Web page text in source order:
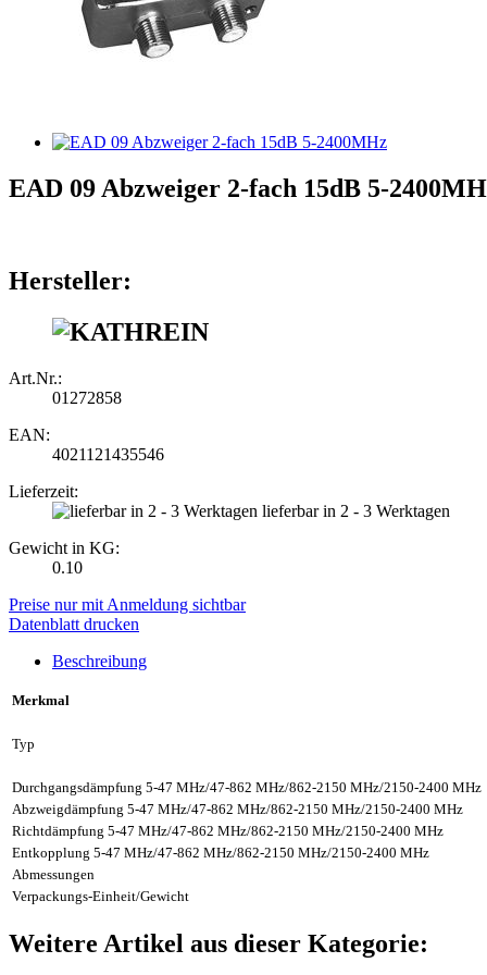
EAD 09 Abzweiger 2-fach 15dB 5-
Hersteller:
Art.Nr.:
01272858
EAN:
4021121435546
Lieferzeit:
lieferbar in 2 - 3 Werktagen
Gewicht in KG:
0.10
Preise nur mit Anmeldung sichtbar
Datenblatt drucken
Beschreibung
Merkmal
Typ
Durchgangsdämpfung 5-47 MHz/47-862 MHz/862-2150 MHz/2150-2400 MHz
Abzweigdämpfung 5-47 MHz/47-862 MHz/862-2150 MHz/2150-2400 MHz
Richtdämpfung 5-47 MHz/47-862 MHz/862-2150 MHz/2150-2400 MHz
Entkopplung 5-47 MHz/47-862 MHz/862-2150 MHz/2150-2400 MHz
Abmessungen
Verpackungs-Einheit/Gewicht
Weitere Artikel aus dieser Kategorie: